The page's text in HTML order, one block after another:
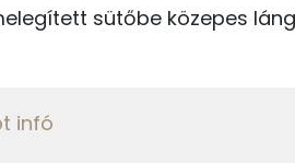
sütőbe közepes
infó